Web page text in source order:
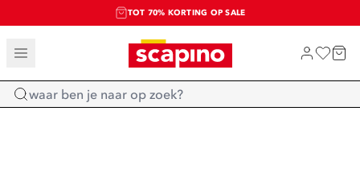
TOT 70% KORTING OP SALE
SALE: LAATSTE KANS!
SHOP NIEUW
Home